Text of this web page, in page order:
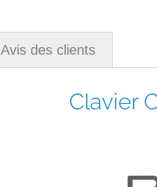
Avis des clients